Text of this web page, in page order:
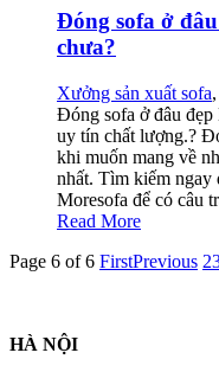
Đóng sofa ở
chưa?
Xưởng sản xuất sofa,
Đóng sofa ở đâu
uy tín chất lượng.?
khi muốn mang về
nhất. Tìm kiếm ngay
Moresofa để có câu
Read More
Page 6 of 6 FirstPrevious 2
HÀ NỘI